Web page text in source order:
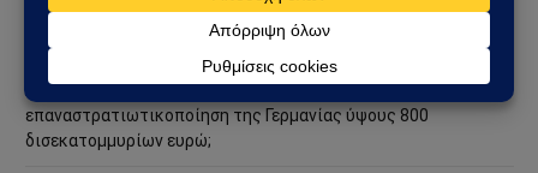
ιρανική πυραυλική επίθεση – Η Μέση Ανατολή εισέρχεται σε
ακόμη πιο επικίνδυνη φάση
Ανάλυση Andrew Korybko: Τι οδηγεί την προγραμματισμένη
επαναστρατιωτικοποίηση της Γερμανίας ύψους 800
δισεκατομμυρίων ευρώ;